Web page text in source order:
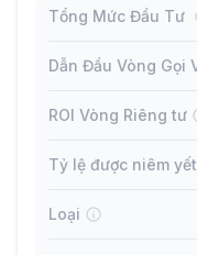
Tổng Mức Đầu Tư
Dẫn Đầu Vòng Gọi
ROI Vòng Riêng tư
Tỷ lệ được niêm
Loại